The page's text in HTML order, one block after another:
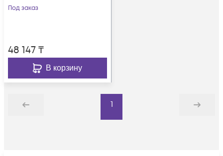
Под заказ
48 147₸
В корзину
Назад
1
Дальше